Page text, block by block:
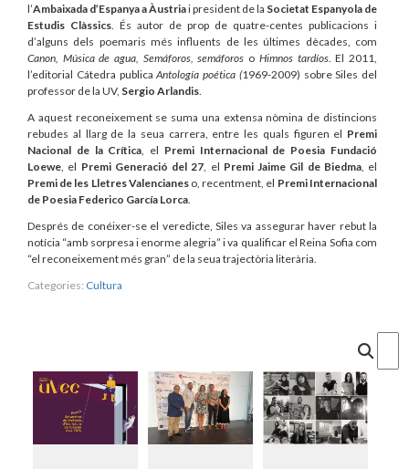
l’Ambaixada d’Espanya a Àustriai president de la Societat Espanyola de
Estudis Clàssics . És autor de prop de quatre-centes publicacions i
d’alguns dels poemaris més influents de les últimes dècades, com
Canon, Música de agua, Semáforos, semáforos o Himnos tardíos. El 2011,
l’editorial Cátedra publica Antología poética (1969-2009) sobre Siles del
professor de la UV, Sergio Arlandis
A aquest reconeixement se suma una extensa nòmina de distincions
rebudes al llarg de la seua carrera, entre les quals figuren el Premi
Nacional de la Crítica , el Premi Internacional de Poesia Fundació
Loewe , el Premi Generació del 27 , el Premi Jaime Gil de Biedma, el
Premi de les Lletres Valencianes o, recentment, el Premi Internacional
de Poesia Federico García Lorca
Després de conéixer-se el veredicte, Siles va assegurar haver rebut la
notícia “amb sorpresa i enorme alegria” i va qualificar el Reina Sofia com
“el reconeixement més gran” de la seua trajectòria literària.
Categories: Cultura